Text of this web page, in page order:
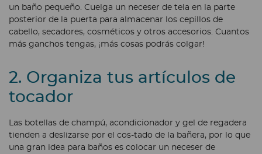
un baño pequeño. Cuelga un neceser de tela en la parte
posterior de la puerta para almacenar los cepillos de
cabello, secadores, cosméticos y otros accesorios. Cuantos
más ganchos tengas, ¡más cosas podrás colgar!
2. Organiza tus artículos de
tocador
Las botellas de champú, acondicionador y gel de regadera
tienden a deslizarse por el cos-tado de la bañera, por lo que
una gran idea para baños es colocar un neceser de